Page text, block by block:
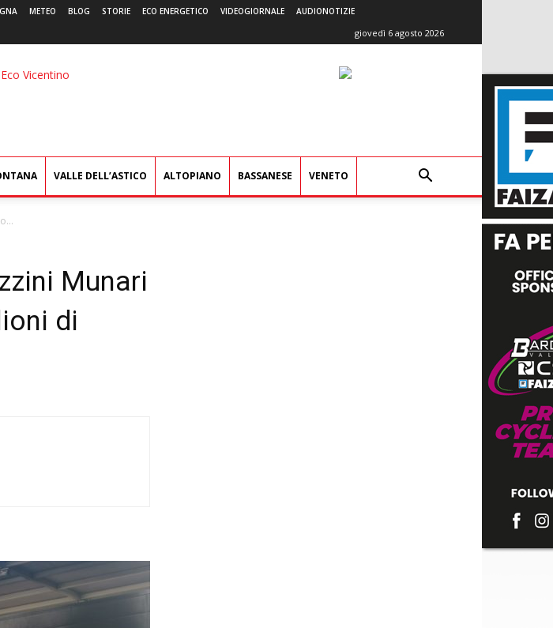
METEO BLOG STORIE ECO ENERGETICO VIDEOGIORNALE AUDIONOTIZIE
giovedì 6 agosto 2026
L'Eco
VALLE DELL’ASTICO ALTOPIANO BASSANESE VENETO
Munari
di